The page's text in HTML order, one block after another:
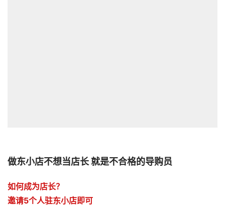
做东小店不想当店长 就是不合格的导购员
如何成为店长？
邀请5个人驻东小店即可